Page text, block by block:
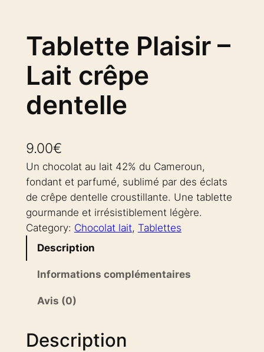
Tablette Plaisir –
Lait crêpe
dentelle
9.00€
Un chocolat au lait 42% du Cameroun,
fondant et parfumé, sublimé par des éclats
de crêpe dentelle croustillante. Une tablette
gourmande et irrésistiblement légère.
Category: Chocolat lait, Tablettes
Description
Informations complémentaires
Avis (0)
Description